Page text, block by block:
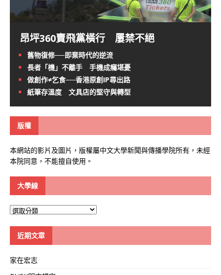
昂坪360賣飛黨橫行 屢禁不絕
舊物復修──即棄時代的逆流
長者「機」不離手 手機成癮堪憂
做創作≠乞食──香港原創IP尋出路
紙筆存溫度 文具店的堅守與轉型
版權
本網站的影片及圖片，版權屬中文大學新聞與傳播學院所有，未經
本院同意，不能擅自使用。
大學線
大
近期文章
家在宏志